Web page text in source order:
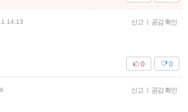
14:13 신고 | 공감 확인
0
0
신고 | 공감 확인